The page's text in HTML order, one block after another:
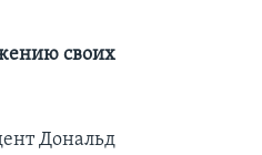
своих
Дональд